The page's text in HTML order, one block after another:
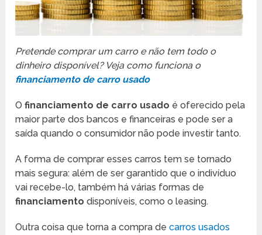
Pretende comprar um carro e não tem todo o
dinheiro disponível? Veja como funciona o
financiamento de carro usado
Ofinanciamento de carro usado é oferecido pela
maior parte dos bancos e financeiras e pode ser a
saída quando o consumidor não pode investir tanto.
A forma de comprar esses carros tem se tornado
mais segura: além de ser garantido que o indivíduo
vai recebe-lo, também há várias formas de
financiamento disponíveis, como o leasing.
Outra coisa que torna a compra decarros usados